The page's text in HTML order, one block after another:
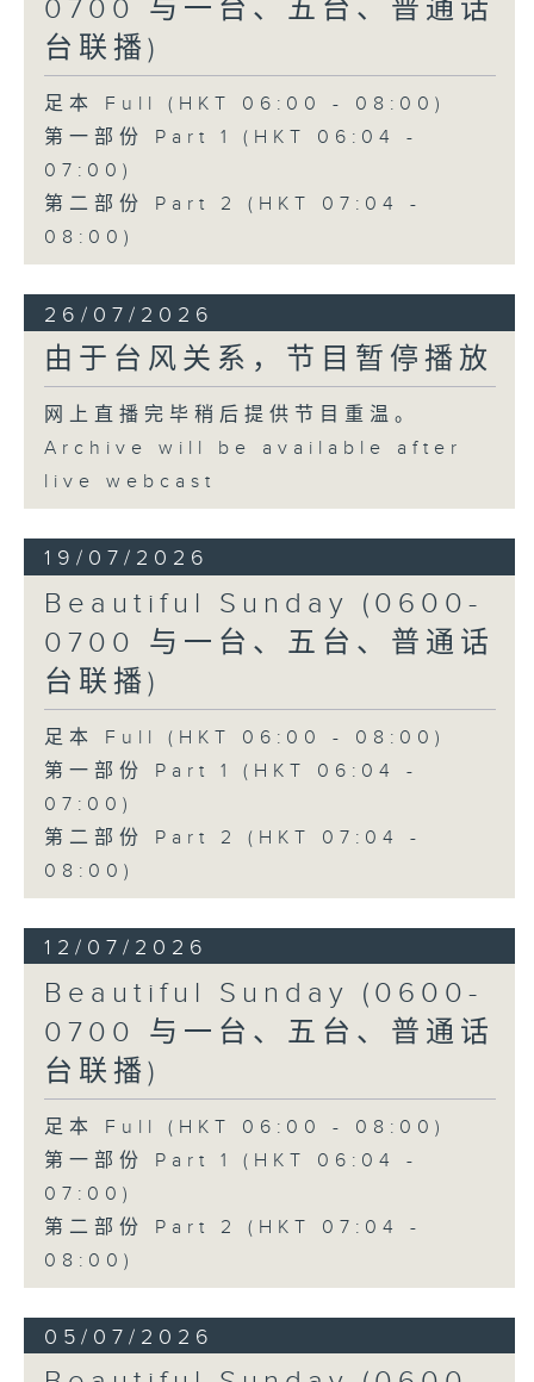
0700 与一台、五台、普通话
台联播)
足本 Full (HKT 06:00 - 08:00)
第一部份 Part 1 (HKT 06:04 -
07:00)
第二部份 Part 2 (HKT 07:04 -
08:00)
26/07/2026
由于台风关系，节目暂停播放
网上直播完毕稍后提供节目重温。
Archive will be available after
live webcast
19/07/2026
Beautiful Sunday (0600-
0700 与一台、五台、普通话
台联播)
足本 Full (HKT 06:00 - 08:00)
第一部份 Part 1 (HKT 06:04 -
07:00)
第二部份 Part 2 (HKT 07:04 -
08:00)
12/07/2026
Beautiful Sunday (0600-
0700 与一台、五台、普通话
台联播)
足本 Full (HKT 06:00 - 08:00)
第一部份 Part 1 (HKT 06:04 -
07:00)
第二部份 Part 2 (HKT 07:04 -
08:00)
05/07/2026